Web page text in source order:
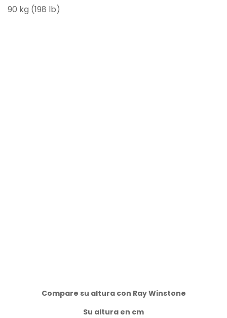
90 kg (198 lb)
Compare su altura con Ray Winstone
Su altura en cm